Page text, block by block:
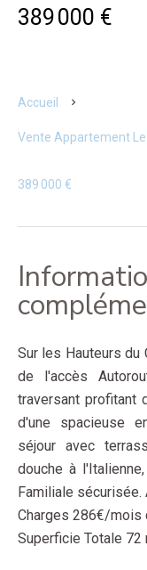
389 000 €
Accueil
Vente Appartement Le
389 000 €
Sur les Hauteurs du
de l'accès
traversant profitant
d'une spacieuse
séjour avec
douche à
Familiale sécurisée.
Charges 286€/mois
Superficie Totale 72